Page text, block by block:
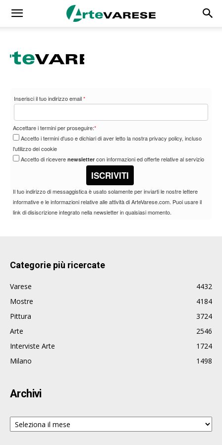
Inserisci il tuo indirizzo email*
Accettare i termini per proseguire:*
Accetto i termini d'uso e dichiari di aver letto la nostra privacy policy, incluso
l'utilizzo dei cookie
Accetto di ricevere newsletter con informazioni ed offerte relative al servizio
ISCRIVITI
Il tuo indirizzo di messaggistica è usato solamente per inviarti le nostre lettere
informative e le informazioni relative alle attività di ArteVarese.com. Puoi usare il
link di disiscrizione integrato nella newsletter in qualsiasi momento.
Categorie più ricercate
Varese
4432
Mostre
4184
Pittura
3724
Arte
2546
Interviste Arte
1724
Milano
1498
Archivi
Archivi